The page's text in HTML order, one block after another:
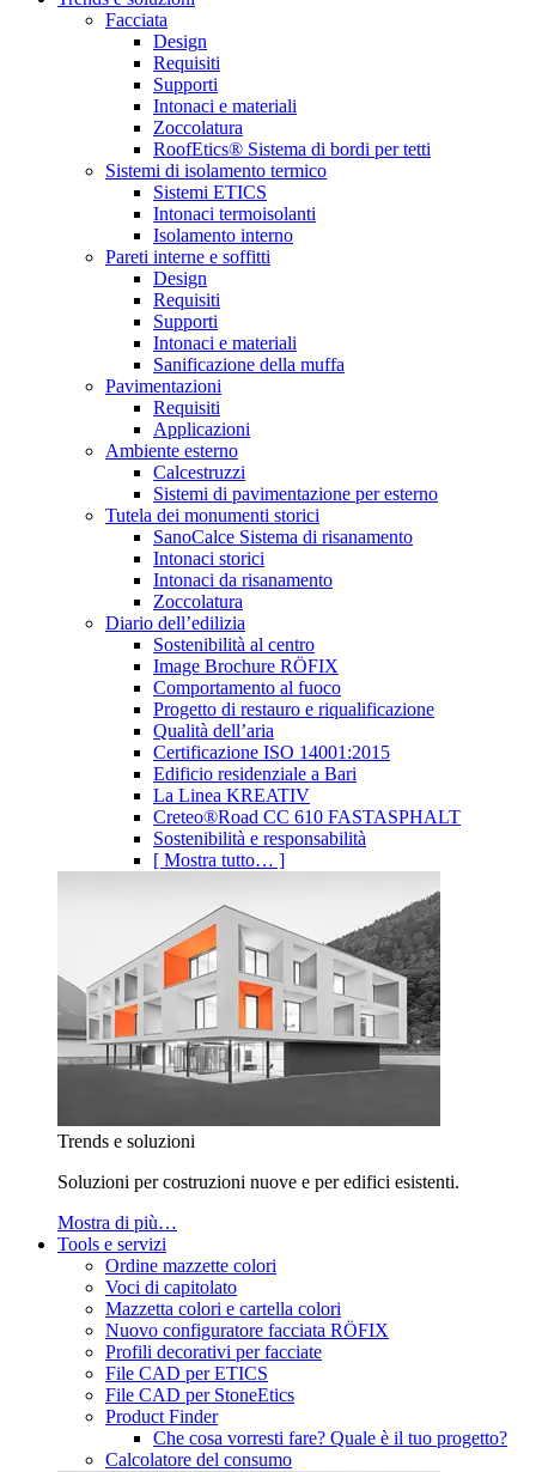
Facciata
Design
Requisiti
Supporti
Intonaci e materiali
Zoccolatura
RoofEtics® Sistema di bordi per tetti
Sistemi di isolamento termico
Sistemi ETICS
Intonaci termoisolanti
Isolamento interno
Pareti interne e soffitti
Design
Requisiti
Supporti
Intonaci e materiali
Sanificazione della muffa
Pavimentazioni
Requisiti
Applicazioni
Ambiente esterno
Calcestruzzi
Sistemi di pavimentazione per esterno
Tutela dei monumenti storici
SanoCalce Sistema di risanamento
Intonaci storici
Intonaci da risanamento
Zoccolatura
Diario dell’edilizia
Sostenibilità al centro
Image Brochure RÖFIX
Comportamento al fuoco
Progetto di restauro e riqualificazione
Qualità dell’aria
Certificazione ISO 14001:2015
Edificio residenziale a Bari
La Linea KREATIV
Creteo®Road CC 610 FASTASPHALT
Sostenibilità e responsabilità
[ Mostra tutto… ]
Trends e soluzioni
Soluzioni per costruzioni nuove e per edifici esistenti.
Mostra di più…
Tools e servizi
Ordine mazzette colori
Voci di capitolato
Mazzetta colori e cartella colori
Nuovo configuratore facciata RÖFIX
Profili decorativi per facciate
File CAD per ETICS
File CAD per StoneEtics
Product Finder
Che cosa vorresti fare? Quale è il tuo progetto?
Calcolatore del consumo